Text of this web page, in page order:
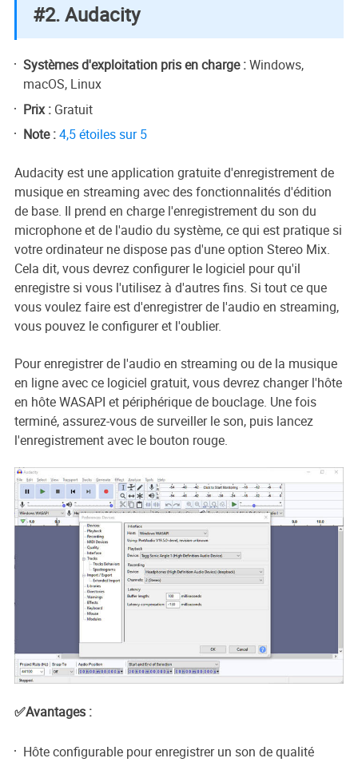
#2. Audacity
Systèmes d'exploitation pris en charge :Windows,
macOS, Linux
Prix : Gratuit
Note :4,5 étoiles sur 5
Audacity est une application gratuite d'enregistrement de
musique en streaming avec des fonctionnalités d'édition
de base. Il prend en charge l'enregistrement du son du
microphone et de l'audio du système, ce qui est pratique si
votre ordinateur ne dispose pas d'une option Stereo Mix.
Cela dit, vous devrez configurer le logiciel pour qu'il
enregistre si vous l'utilisez à d'autres fins. Si tout ce que
vous voulez faire est d'enregistrer de l'audio en streaming,
vous pouvez le configurer et l'oublier.
Pour enregistrer de l'audio en streaming ou de la musique
en ligne avec ce logiciel gratuit, vous devrez changer l'hôte
en hôte WASAPI et périphérique de bouclage. Une fois
terminé, assurez-vous de surveiller le son, puis lancez
l'enregistrement avec le bouton rouge.
✅Avantages :
Hôte configurable pour enregistrer un son de qualité